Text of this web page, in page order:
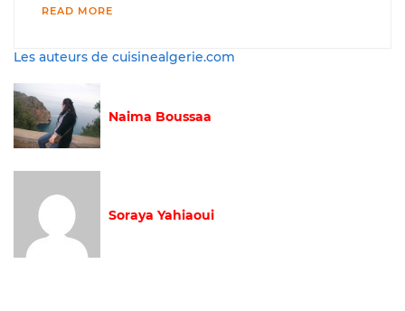
READ MORE
Les auteurs de cuisinealgerie.com
Naima Boussaa
Soraya Yahiaoui